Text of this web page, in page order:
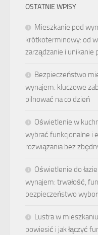
OSTATNIE WPISY
Mieszkanie pod
krótkoterminowy: od
zarządzanie i unikanie
Bezpieczeństwo
wynajem: kluczowe
pilnować na co dzień
Oświetlenie w
wybrać funkcjonalne i
rozwiązania bez
Oświetlenie do
wynajem: trwałość,
bezpieczeństwo
Lustra w
powiesić i jak łączyć